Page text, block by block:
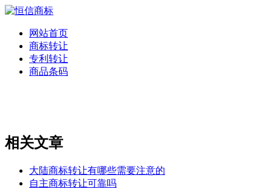
网站首页
商标转让
专利转让
商品条码
相关文章
大陆商标转让有哪些需要注意的
自主商标转让可靠吗